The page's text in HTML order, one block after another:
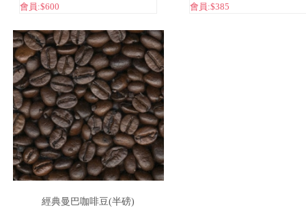
會員:$600
會員:$385
經典曼巴咖啡豆(半磅)